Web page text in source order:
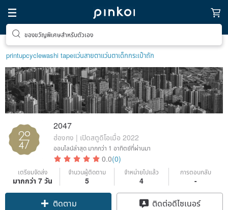
ของขวัญพิเศษสำหรับตัวเอง
printupcyclewashi tapeแว่นสายตาแว่นตาเด็กกระเป๋าถัก
2047
ฮ่องกง | เปิดสตูดิโอเมื่อ 2022
ออนไลน์ล่าสุด มากกว่า 1 อาทิตย์ที่ผ่านมา
0.0(0)
เตรียมจัดส่ง
มากกว่า 7 วัน
จำนวนผู้ติดตาม
5
จำหน่ายไปแล้ว
4
การตอบกลับ
-
ติดตาม ติดต่อดีไซเนอร์